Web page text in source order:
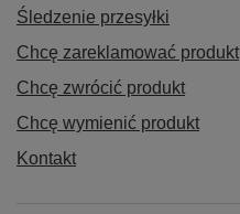
Śledzenie przesyłki
Chcę zareklamować produkt
Chcę zwrócić produkt
Chcę wymienić produkt
Kontakt